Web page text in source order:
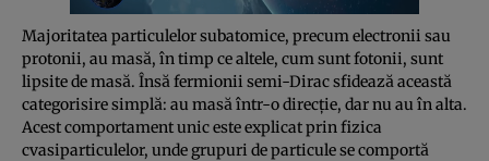
Majoritatea particulelor subatomice, precum electronii sau
protonii, au masă, în timp ce altele, cum sunt fotonii, sunt
lipsite de masă. Însă fermionii semi-Dirac sfidează această
categorisire simplă: au masă într-o direcție, dar nu au în alta.
Acest comportament unic este explicat prin fizica
cvasiparticulelor, unde grupuri de particule se comportă